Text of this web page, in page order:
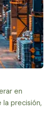
en
precisión,